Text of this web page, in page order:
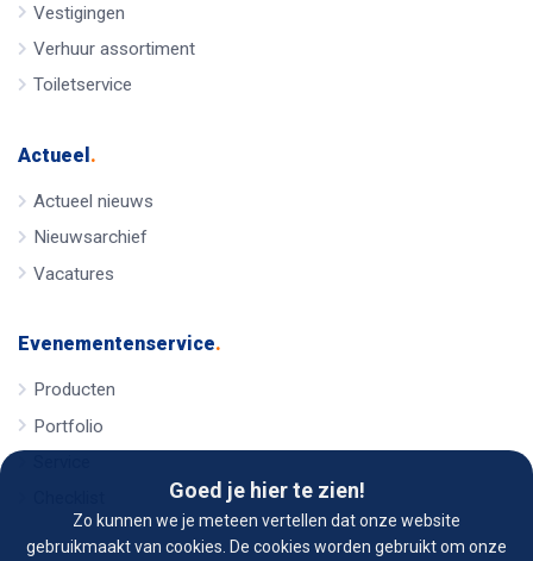
Goed je hier te zien!
Zo kunnen we je meteen vertellen dat onze website
gebruikmaakt van cookies. De cookies worden gebruikt om onze
Vestigingen
Verhuur assortiment
Toiletservice
Actueel .
Actueel nieuws
Nieuwsarchief
Vacatures
Evenementenservice.
Producten
Portfolio